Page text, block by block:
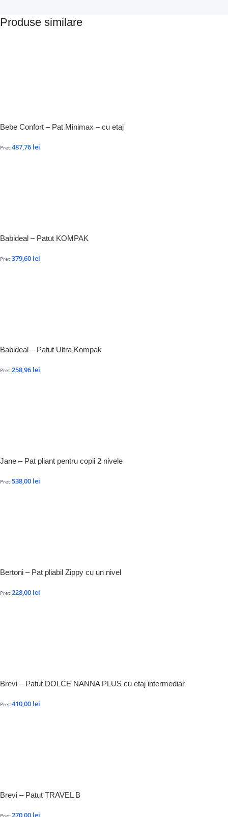
Produse similare
Bebe Confort – Pat Minimax – cu etaj
Pret:487,76 lei
Babideal – Patut KOMPAK
Pret:379,60 lei
Babideal – Patut Ultra Kompak
Pret:258,96 lei
Jane – Pat pliant pentru copii 2 nivele
Pret:538,00 lei
Bertoni – Pat pliabil Zippy cu un nivel
Pret:228,00 lei
Brevi – Patut DOLCE NANNA PLUS cu etaj intermediar
Pret:410,00 lei
Brevi – Patut TRAVEL B
Pret:270,00 lei